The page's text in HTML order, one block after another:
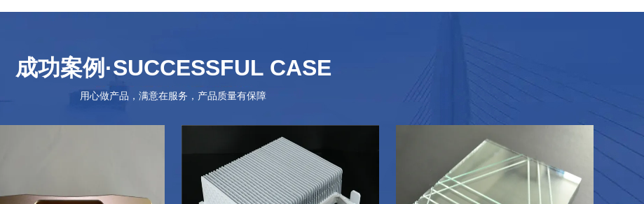
成功案例 ·SUCCESSFUL CASE
用心做产品，满意在服务，产品质量有保障